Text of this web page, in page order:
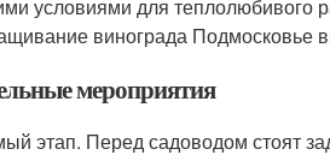
условиями для теплолюбивого
винограда Подмосковье
мероприятия
этап. Перед садоводом стоят